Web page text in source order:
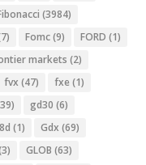
(3984)
Fomc(9) FORD (1)
markets (2)
fvx (47) fxe (1)
gd30 (6)
(1) Gdx (69)
GLOB (63)